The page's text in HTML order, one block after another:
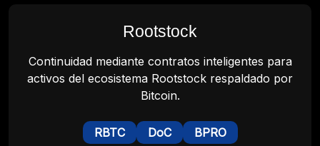
Rootstock
Continuidad mediante contratos inteligentes para
activos del ecosistema Rootstock respaldado por
Bitcoin.
RBTC DoC BPRO